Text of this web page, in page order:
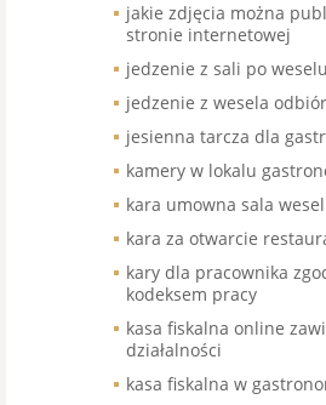
jakie zdjęcia można
stronie internetowej
jedzenie z sali po weselu
jedzenie z wesela odbiór
jesienna tarcza dla
kamery w lokalu
kara umowna sala
kara za otwarcie
kary dla pracownika
kodeksem pracy
kasa fiskalna online
działalności
kasa fiskalna w